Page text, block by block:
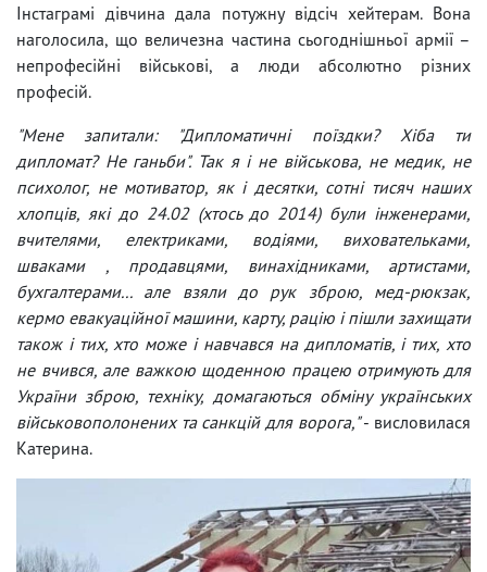
Інстаграмі дівчина дала потужну відсіч хейтерам. Вона
наголосила, що величезна частина сьогоднішньої армії –
непрофесійні військові, а люди абсолютно різних
професій.
"Мене запитали: "Дипломатичні поїздки? Хіба ти
дипломат? Не ганьби". Так я і не військова, не медик, не
психолог, не мотиватор, як і десятки, сотні тисяч наших
хлопців, які до 24.02 (хтось до 2014) були інженерами,
вчителями, електриками, водіями, виховательками,
шваками , продавцями, винахідниками, артистами,
бухгалтерами... але взяли до рук зброю, мед-рюкзак,
кермо евакуаційної машини, карту, рацію і пішли захищати
також і тих, хто може і навчався на дипломатів, і тих, хто
не вчився, але важкою щоденною працею отримують для
України зброю, техніку, домагаються обміну українських
військовополонених та санкцій для ворога,"- висловилася
Катерина.